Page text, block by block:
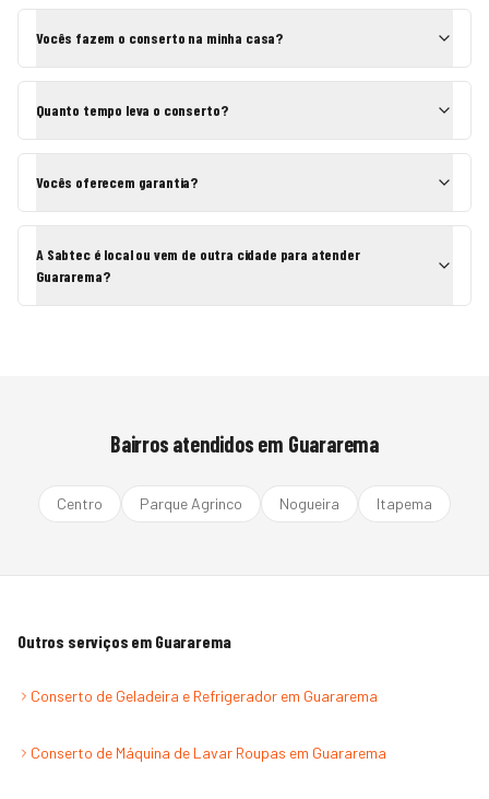
Vocês fazem o conserto na minha casa?
Quanto tempo leva o conserto?
Vocês oferecem garantia?
A Sabtec é local ou vem de outra cidade para atender
Guararema?
Bairros atendidos em Guararema
Centro Parque Agrinco Nogueira Itapema
Outros serviços em Guararema
Conserto de Geladeira e Refrigerador em Guararema
Conserto de Máquina de Lavar Roupas em Guararema